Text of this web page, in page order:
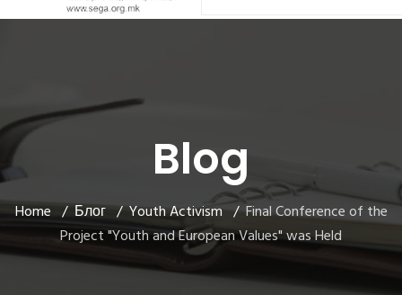
Blog
Home Блог Youth Activism
Final Conference of the
Project "Youth and European Values" was Held